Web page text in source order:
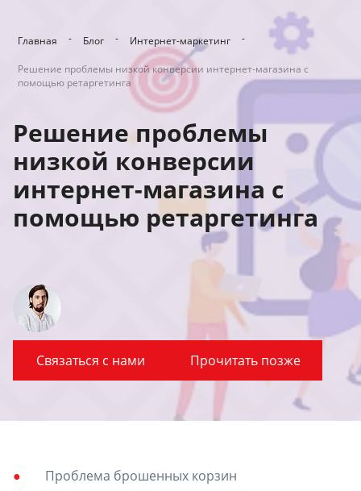
Главная - Блог - Интернет-маркетинг -
Решение проблемы низкой конверсии интернет-магазина с
помощью ретаргетинга
Решение проблемы
низкой конверсии
интернет-магазина с
помощью ретаргетинга
Связаться с нами Прочитать позже
Проблема брошенных корзин